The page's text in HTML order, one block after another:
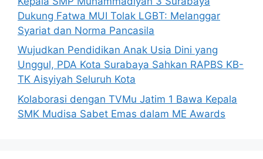
Dukung Fatwa MUI Tolak LGBT: Melanggar
Syariat dan Norma Pancasila
Wujudkan Pendidikan Anak Usia Dini yang
Unggul, PDA Kota Surabaya Sahkan RAPBS KB-
TK Aisyiyah Seluruh Kota
Kolaborasi dengan TVMu Jatim 1 Bawa Kepala
SMK Mudisa Sabet Emas dalam ME Awards